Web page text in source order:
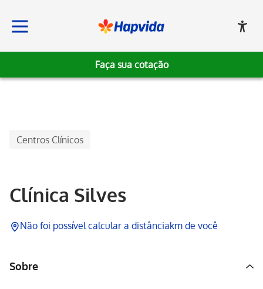
Faça sua cotação
Centros Clínicos
Clínica Silves
Não foi possível calcular a distânciakm de você
Sobre